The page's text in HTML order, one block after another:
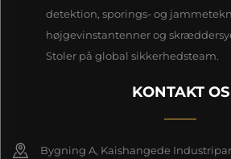
detektion, sporings- og
højgevinstantenner og
Stoler på global sikkerhedsteam.
KONTAKT OS
Bygning A, Kaishangede